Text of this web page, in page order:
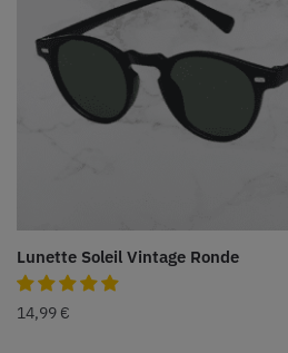
Lunette Soleil Vintage Ronde
14,99 €